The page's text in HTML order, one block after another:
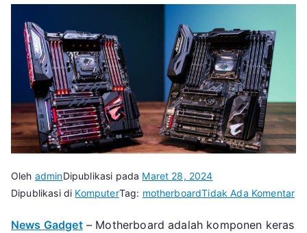
Oleh adminDipublikasi pada Maret 28, 2024
Dipublikasi di KomputerTag: motherboardTidak Ada Komentar
News Gadget– Motherboard adalah komponen keras